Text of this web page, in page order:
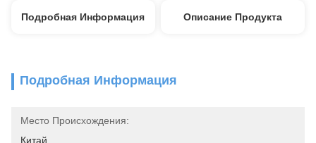
Подробная Информация Описание Продукта
Подробная Информация
Место Происхождения:
Китай